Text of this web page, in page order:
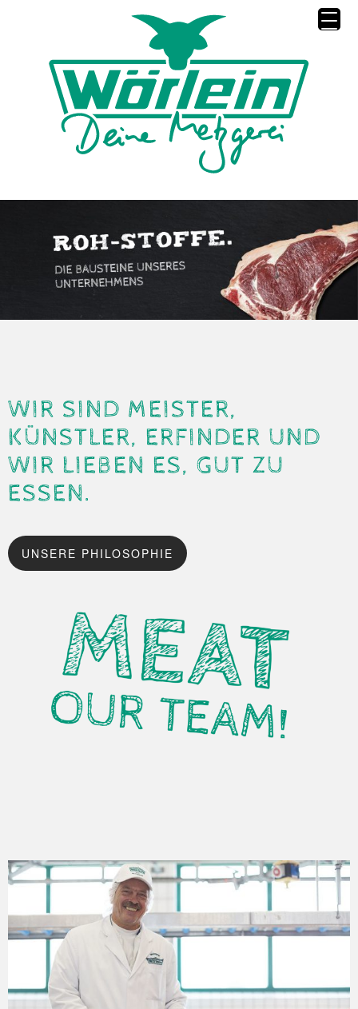
WIR SIND MEISTER,
KÜNSTLER, ERFINDER UND
WIR LIEBEN ES, GUT ZU
ESSEN.
UNSERE PHILOSOPHIE